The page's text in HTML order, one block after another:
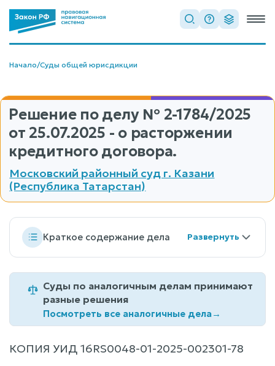
Начало/Суды общей юрисдикции
Решение по делу № 2-1784/2025
от 25.07.2025 - о расторжении
кредитного договора.
Московский районный суд г. Казани
(Республика Татарстан)
Краткое содержание дела
Суды по аналогичным делам принимают
разные решения
Посмотреть все аналогичные дела→
КОПИЯ УИД 16RS0048-01-2025-002301-78